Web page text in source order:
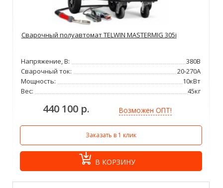
Сварочный полуавтомат TELWIN MASTERMIG 305i
Напряжение, В:
380В
Сварочный ток:
20-270А
Мощность:
10кВт
Вес:
45кг
440 100 р. Возможен ОПТ!
Заказать в 1 клик
В КОРЗИНУ